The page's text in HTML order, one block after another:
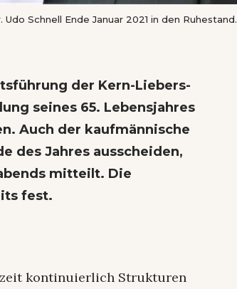
Schnell Ende Januar 2021 in den Ruhestand.
der Kern-Liebers-
seines 65. Lebensjahres
Auch der kaufmännische
des Jahres ausscheiden,
mitteilt. Die
fest.
kontinuierlich Strukturen